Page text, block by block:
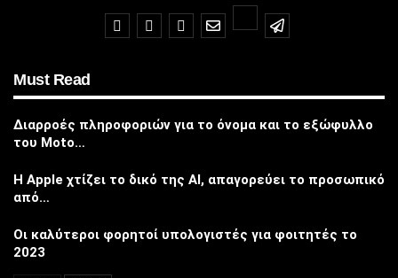
Must Read
Διαρροές πληροφοριών για το όνομα και το εξώφυλλο
του Moto…
Η Apple χτίζει το δικό της AI, απαγορεύει το προσωπικό
από…
Οι καλύτεροι φορητοί υπολογιστές για φοιτητές το
2023